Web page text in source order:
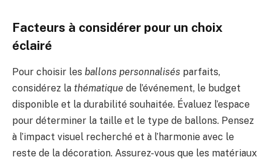
Facteurs à considérer pour un choix
éclairé
Pour choisir les ballons personnalisés parfaits,
considérez la thématique de l’événement, le budget
disponible et la durabilité souhaitée. Évaluez l’espace
pour déterminer la taille et le type de ballons. Pensez
à l’impact visuel recherché et à l’harmonie avec le
reste de la décoration. Assurez-vous que les matériaux